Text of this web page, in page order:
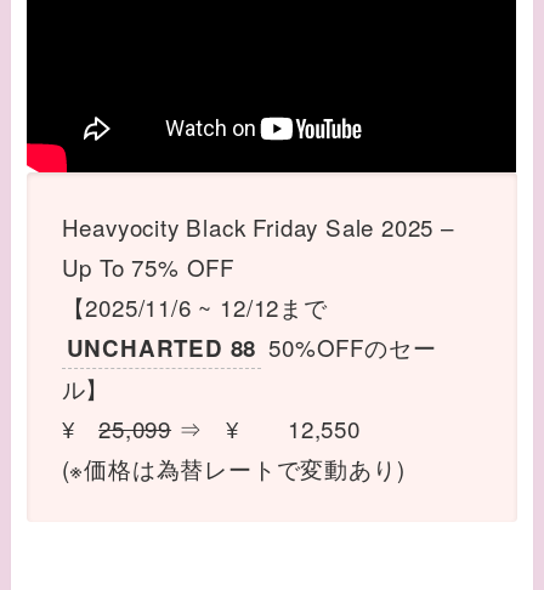
Heavyocity Black Friday Sale 2025 –
Up To 75% OFF
【2025/11/6 ~ 12/12まで
UNCHARTED 88 50%OFFのセー
ル】
¥25,099 ⇒ ¥ 12,550
(※価格は為替レートで変動あり)